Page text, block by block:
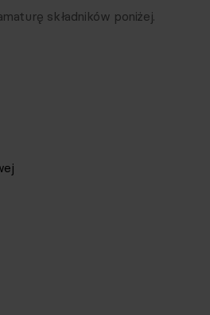
składników poniżej.
z ilościami i wagami